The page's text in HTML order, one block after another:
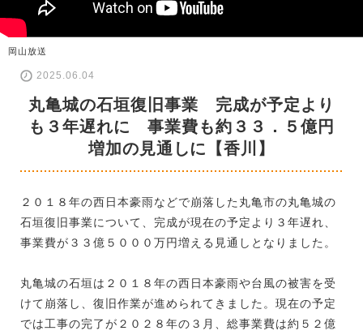
岡山放送
2025.06.04
丸亀城の石垣復旧事業 完成が予定より
も３年遅れに 事業費も約３３．５億円
増加の見通しに【香川】
２０１８年の西日本豪雨などで崩落した丸亀市の丸亀城の
石垣復旧事業について、完成が現在の予定より３年遅れ、
事業費が３３億５０００万円増える見通しとなりました。
丸亀城の石垣は２０１８年の西日本豪雨や台風の被害を受
けて崩落し、復旧作業が進められてきました。現在の予定
では工事の完了が２０２８年の３月、総事業費は約５２億